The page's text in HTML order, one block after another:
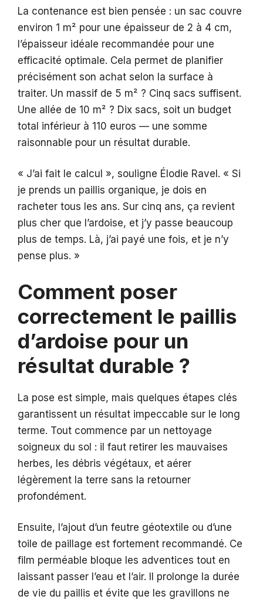
La contenance est bien pensée : un sac couvre
environ 1 m² pour une épaisseur de 2 à 4 cm,
l’épaisseur idéale recommandée pour une
efficacité optimale. Cela permet de planifier
précisément son achat selon la surface à
traiter. Un massif de 5 m² ? Cinq sacs suffisent.
Une allée de 10 m² ? Dix sacs, soit un budget
total inférieur à 110 euros — une somme
raisonnable pour un résultat durable.
« J’ai fait le calcul », souligne Élodie Ravel. « Si
je prends un paillis organique, je dois en
racheter tous les ans. Sur cinq ans, ça revient
plus cher que l’ardoise, et j’y passe beaucoup
plus de temps. Là, j’ai payé une fois, et je n’y
pense plus. »
Comment poser
correctement le paillis
d’ardoise pour un
résultat durable ?
La pose est simple, mais quelques étapes clés
garantissent un résultat impeccable sur le long
terme. Tout commence par un nettoyage
soigneux du sol : il faut retirer les mauvaises
herbes, les débris végétaux, et aérer
légèrement la terre sans la retourner
profondément.
Ensuite, l’ajout d’un feutre géotextile ou d’une
toile de paillage est fortement recommandé. Ce
film perméable bloque les adventices tout en
laissant passer l’eau et l’air. Il prolonge la durée
de vie du paillis et évite que les gravillons ne